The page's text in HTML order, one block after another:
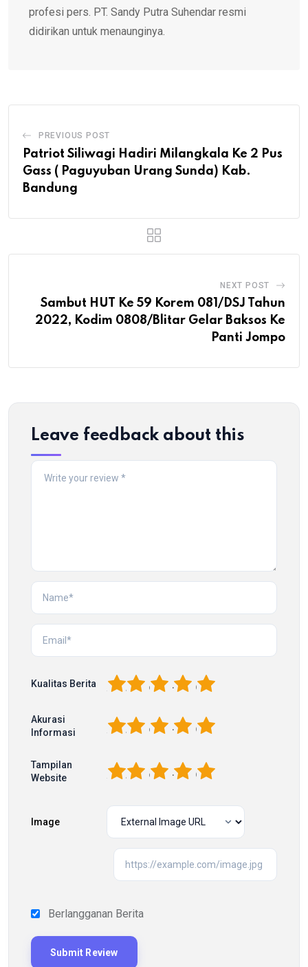
profesi pers. PT. Sandy Putra Suhendar resmi
didirikan untuk menaunginya.
PREVIOUS POST
Patriot Siliwagi Hadiri Milangkala Ke 2 Pus
Gass ( Paguyuban Urang Sunda) Kab.
Bandung
NEXT POST
Sambut HUT Ke 59 Korem 081/DSJ Tahun
2022, Kodim 0808/Blitar Gelar Baksos Ke
Panti Jompo
Leave feedback about this
Kualitas Berita 5
4
3
2
Akurasi
Informasi
5
4
3
2
Tampilan
Website
5
4
3
2
Image
Berlangganan Berita